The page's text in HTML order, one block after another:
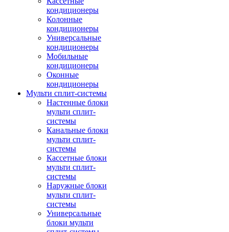
кондиционеры
Колонные
кондиционеры
Универсальные
кондиционеры
Мобильные
кондиционеры
Оконные
кондиционеры
Мульти сплит-системы
Настенные блоки
мульти сплит-
системы
Канальные блоки
мульти сплит-
системы
Кассетные блоки
мульти сплит-
системы
Наружные блоки
мульти сплит-
системы
Универсальные
блоки мульти